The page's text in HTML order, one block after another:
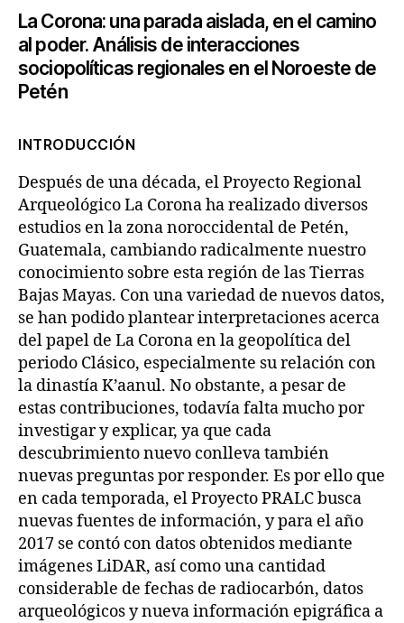
La Corona: una parada aislada, en el camino
al poder. Análisis de interacciones
sociopolíticas regionales en el Noroeste de
Petén
INTRODUCCIÓN
Después de una década, el Proyecto Regional
Arqueológico La Corona ha realizado diversos
estudios en la zona noroccidental de Petén,
Guatemala, cambiando radicalmente nuestro
conocimiento sobre esta región de las Tierras
Bajas Mayas. Con una variedad de nuevos datos,
se han podido plantear interpretaciones acerca
del papel de La Corona en la geopolítica del
periodo Clásico, especialmente su relación con
la dinastía K’aanul. No obstante, a pesar de
estas contribuciones, todavía falta mucho por
investigar y explicar, ya que cada
descubrimiento nuevo conlleva también
nuevas preguntas por responder. Es por ello que
en cada temporada, el Proyecto PRALC busca
nuevas fuentes de información, y para el año
2017 se contó con datos obtenidos mediante
imágenes LiDAR, así como una cantidad
considerable de fechas de radiocarbón, datos
arqueológicos y nueva información epigráfica a